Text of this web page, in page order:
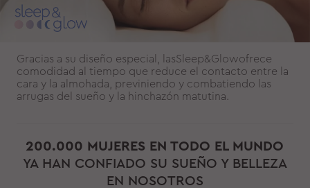
Gracias a su diseño especial, lasSleep&Glowofrece
comodidad al tiempo que reduce el contacto entre la
cara y la almohada, previniendo y combatiendo las
arrugas del sueño y la hinchazón matutina.
200.000 MUJERES EN TODO EL MUNDO
YA HAN CONFIADO SU SUEÑO Y BELLEZA
EN NOSOTROS